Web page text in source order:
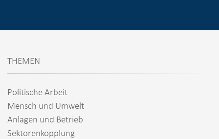
THEMEN
Politische Arbeit
Mensch und Umwelt
Anlagen und Betrieb
Sektorenkopplung